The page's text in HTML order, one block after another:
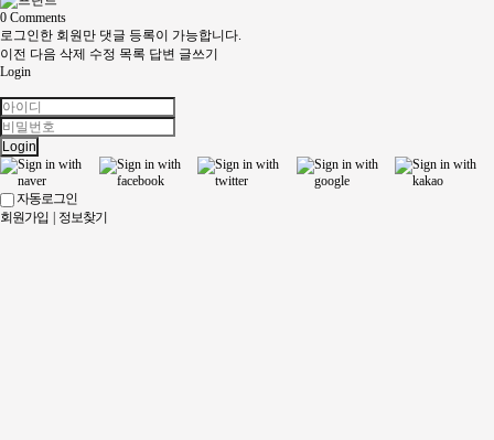
0 Comments
로그인한 회원만 댓글 등록이 가능합니다.
이전 다음 삭제 수정 목록 답변 글쓰기
Login
Login
자동로그인
회원가입
정보찾기